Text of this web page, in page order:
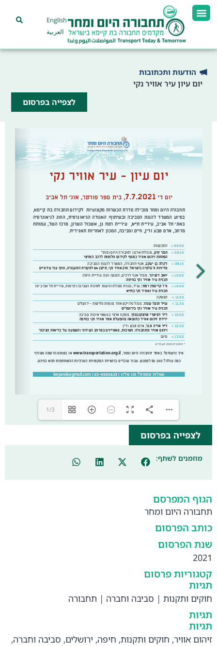
English
العربية
הודעות ותכתובות
יום עיון עיר אוויר נקי
לצפייה בפרסום
1/3
לצפייה בפרסום
מוזמנים לשתף:
הגוף המפרסם
תחבורה היום ומחר
כותב הפרסום
שנת הפרסום
2021
קטגוריות פרסום
תגיות
חוקים ותקנות | סביבה וחברה | תחבורה
תגיות
תגיות
זיהום אוויר, חוקים ותקנות, חיפה, ירושלים, סביבה וחברה,